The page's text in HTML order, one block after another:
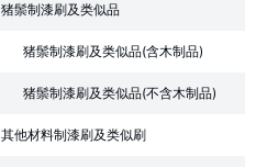
猪鬃制漆刷及类似品
猪鬃制漆刷及类似品(含木制品)
猪鬃制漆刷及类似品(不含木制品)
其他材料制漆刷及类似刷